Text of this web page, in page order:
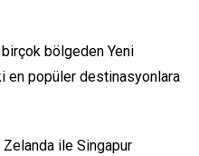
bölgeden Yeni
en popüler destinasyonlara
Zelanda ile Singapur